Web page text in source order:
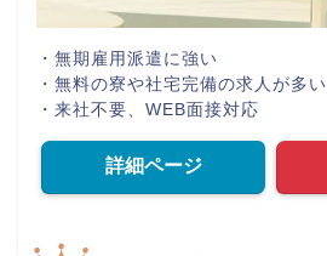
・無期雇用派遣に強い
・無料の寮や社宅完備の求人が多い
・来社不要、WEB面接対応
詳細ページ